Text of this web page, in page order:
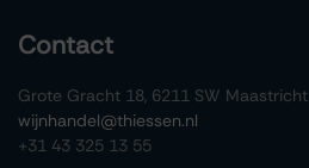
Contact
Grote Gracht 18, 6211 SW Maastricht
wijnhandel@thiessen.nl
+31 43 325 13 55